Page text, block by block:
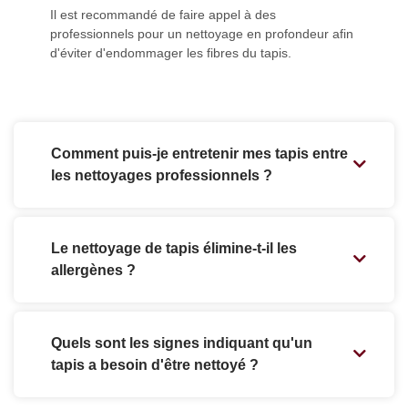
Il est recommandé de faire appel à des
professionnels pour un nettoyage en profondeur afin
d'éviter d'endommager les fibres du tapis.
Comment puis-je entretenir mes tapis entre
les nettoyages professionnels ?
Le nettoyage de tapis élimine-t-il les
allergènes ?
Quels sont les signes indiquant qu'un
tapis a besoin d'être nettoyé ?